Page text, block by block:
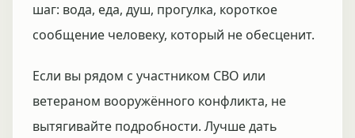
шаг: вода, еда, душ, прогулка, короткое
сообщение человеку, который не обесценит.
Если вы рядом с участником СВО или
ветераном вооружённого конфликта, не
вытягивайте подробности. Лучше дать